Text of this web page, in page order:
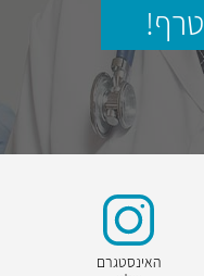
האינסטגרם